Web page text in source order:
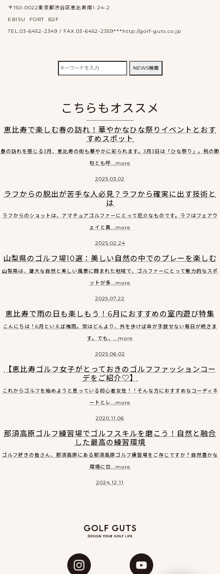
〒150-0022東京都渋谷区恵比寿南1-24-2
EBISU FORT B2F
TEL.03-6452-2349 / FAX.03-6452-2359***http://golf-guts.co.jp
検
索:
NEWS検索
こちらもオススメ
恵比寿で楽しむ春の訪れ！華やかなひな祭りイベントとおす
すめスポット
春の訪れを感じる3月、恵比寿の街も華やかに彩られます。3月3日は「ひな祭り」。桃の節
句とも呼...more
2025.03.02
ラフからの脱出が苦手な人必見？ラフから確実に出す技術と
は
ラフからのショットは、アマチュアゴルファーにとって厄介なものです。ラフはフェアウ
ェイと異...more
2025.02.24
山梨県のゴルフ場10選：美しい自然の中でのプレーを楽しむ
山梨県は、雄大な自然と美しい風景に囲まれた地域で、ゴルファーにとって魅力的なスポ
ットが多...more
2025.07.22
恵比寿で雨の日も楽しもう！6月におすすめの室内遊び特集
こんにちは！6月といえば梅雨。空はどんより、外を歩けば傘が手放せない毎日が続きま
す。でも、...more
2025.06.02
【恵比寿ゴルフ女子がとっておきのゴルフファッションコー
デをご紹介♡】
これからゴルフを始めようと思っている初心者女性！！そんな方におすすめなコーディネ
ートとレ...more
2020.11.06
那須高原ゴルフ練習場でゴルフスキルを磨こう！自然と融合
した最高の練習環境
ゴルフ好きの皆さん、那須高原にある那須高原ゴルフ練習場をご存じですか？自然豊かな
環境に位...more
2024.12.11